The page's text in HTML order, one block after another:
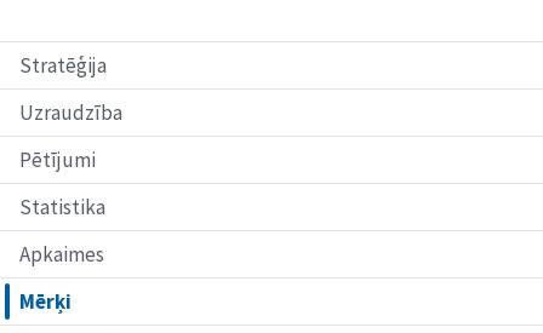
Stratēģija
Uzraudzība
Pētījumi
Statistika
Apkaimes
Mērķi